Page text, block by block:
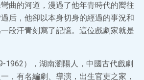
曲的河道，漫過了他年青時代的嚮往
后，他卻以本身切身的經過的事況和
段汗青刻寫了記憶。這位戲劇家就是
1962），湖南瀏陽人，中國古代戲劇
，有名編劇、導演，出生官吏之家，